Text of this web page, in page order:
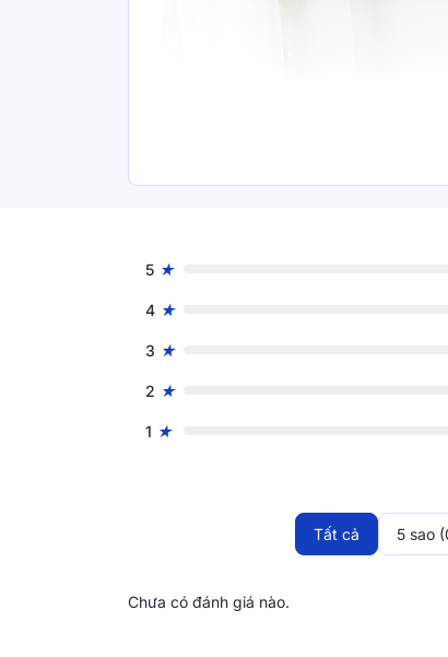
5
4
3
2
1
Tất cả 5 sao
Chưa có đánh giá nào.